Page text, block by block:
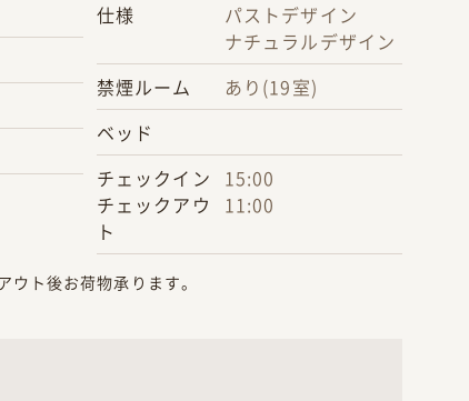
仕様
パストデザイン
ナチュラルデザイン
禁煙ルーム
あり(19室)
ベッド
チェックイン
チェックアウ
ト
15:00
11:00
ト後お荷物承ります。